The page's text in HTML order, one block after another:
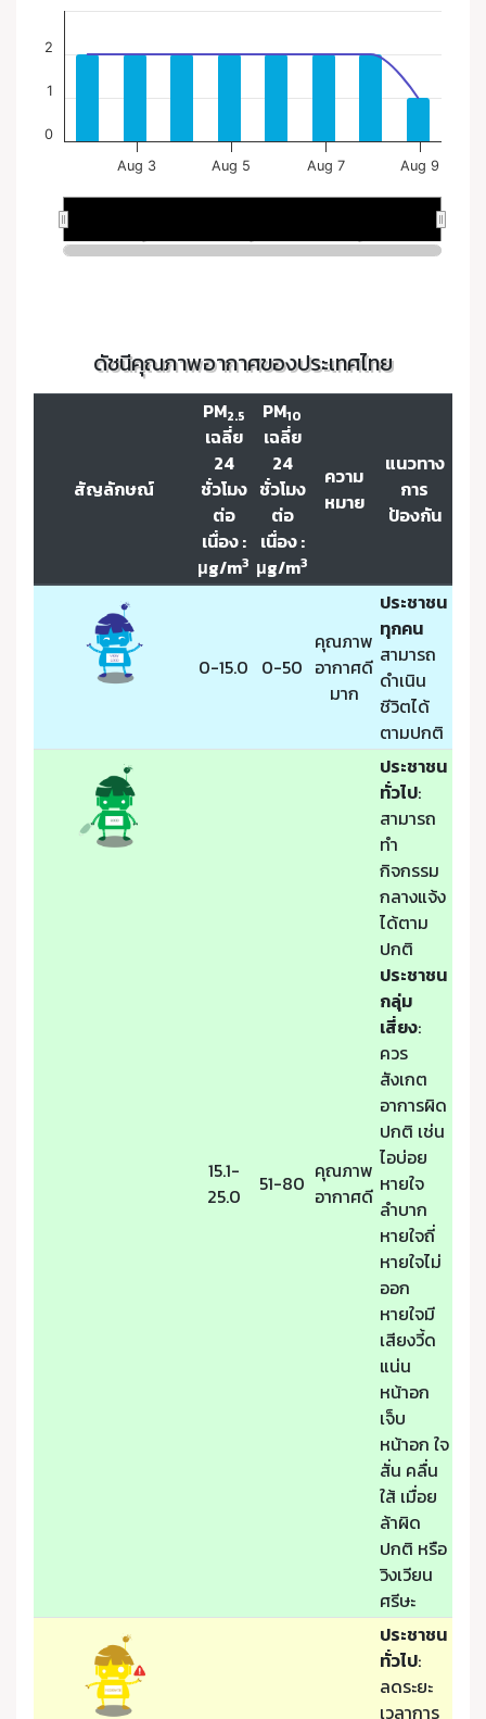
ดัชนีคุณภาพอากาศของประเทศไทย
สัญลักษณ์
PM2.5
เฉลี่ย
24
ชั่วโมง
ต่อ
เนื่อง :
μg/m3
PM10
เฉลี่ย
24
ชั่วโมง
ต่อ
เนื่อง :
μg/m3
ความ
หมาย
แนวทาง
การ
ป้องกัน
0-15.0 0-50
คุณภาพ
อากาศดี
มาก
ประชาชน
ทุกคน
สามารถ
ดำเนิน
ชีวิตได้
ตามปกติ
15.1-
25.0
51-80 คุณภาพ
อากาศดี
ประชาชน
ทั่วไป:
สามารถ
ทำ
กิจกรรม
กลางแจ้ง
ได้ตาม
ปกติ
ประชาชน
กลุ่ม
เสี่ยง:
ควร
สังเกต
อาการผิด
ปกติ เช่น
ไอบ่อย
หายใจ
ลำบาก
หายใจถี่
หายใจไม่
ออก
หายใจมี
เสียงวี้ด
แน่น
หน้าอก
เจ็บ
หน้าอก ใจ
สั่น คลื่น
ใส้ เมื่อย
ล้าผิด
ปกติ หรือ
วิงเวียน
ศรีษะ
ประชาชน
ทั่วไป:
ลดระยะ
เวลาการ